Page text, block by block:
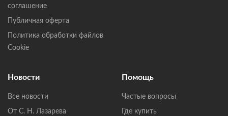
соглашение
Публичная оферта
Политика обработки файлов
Cookie
Новости
Все новости
От С. Н. Лазарева
Помощь
Частые вопросы
Где купить